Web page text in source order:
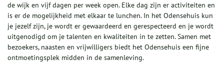
de wijk en vijf dagen per week open. Elke dag zijn er activiteiten en
is er de mogelijkheid met elkaar te lunchen. In het Odensehuis kun
je jezelf zijn, je wordt er gewaardeerd en gerespecteerd en je wordt
uitgenodigd om je talenten en kwaliteiten in te zetten. Samen met
bezoekers, naasten en vrijwilligers biedt het Odensehuis een fijne
ontmoetingsplek midden in de samenleving.